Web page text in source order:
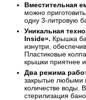
Вместительная
можно
одну 3-литровую
Уникальная
Inside». Крышка
изнутри,
Пластиковые
крышки приятнее и
Два режима
закрытые любыми
количестве воды.
стерилизация